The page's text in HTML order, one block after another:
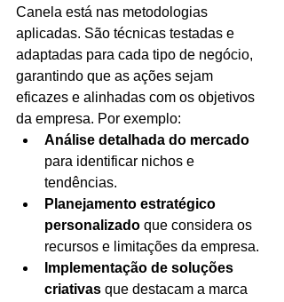
Canela está nas metodologias
aplicadas. São técnicas testadas e
adaptadas para cada tipo de negócio,
garantindo que as ações sejam
eficazes e alinhadas com os objetivos
da empresa. Por exemplo:
Análise detalhada do mercado
para identificar nichos e
tendências.
Planejamento estratégico
personalizado que considera os
recursos e limitações da empresa.
Implementação de soluções
criativas que destacam a marca